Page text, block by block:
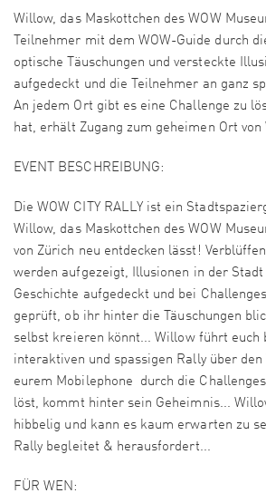
Willow, das Maskottchen des WOW
Teilnehmer mit dem WOW-Guide durch
optische Täuschungen und versteckte
aufgedeckt und die Teilnehmer an ganz
An jedem Ort gibt es eine Challenge zu
hat, erhält Zugang zum geheimen Ort von
EVENT BESCHREIBUNG:
Die WOW CITY RALLY ist ein
Willow, das Maskottchen des WOW
von Zürich neu entdecken lässt!
werden aufgezeigt, Illusionen in der
Geschichte aufgedeckt und bei
geprüft, ob ihr hinter die Täuschungen
selbst kreieren könnt... Willow führt euch
interaktiven und spassigen Rally über den
eurem Mobilephone durch die
löst, kommt hinter sein Geheimnis...
hibbelig und kann es kaum erwarten zu
Rally begleitet & herausfordert...
FÜR WEN: